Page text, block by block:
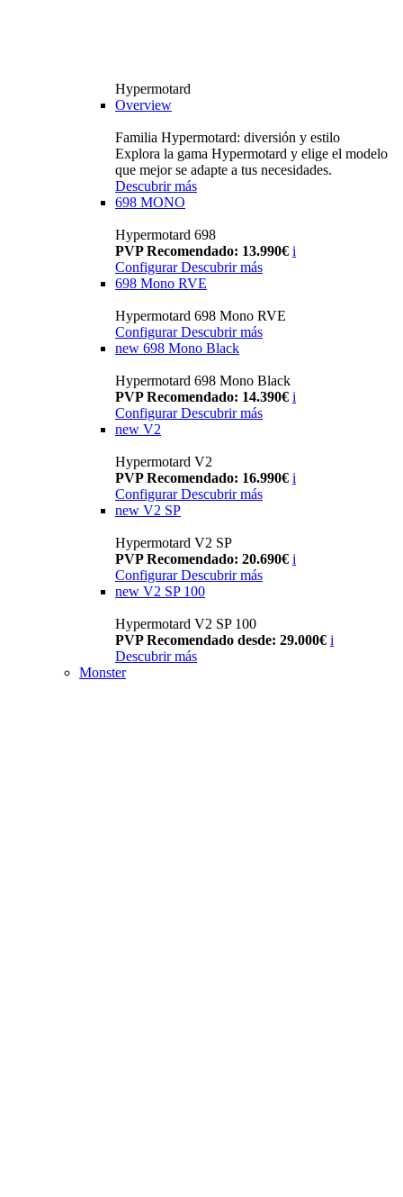
Hypermotard
Overview
Familia Hypermotard: diversión y estilo
Explora la gama Hypermotard y elige el modelo
que mejor se adapte a tus necesidades.
Descubrir más
698 MONO
Hypermotard 698
PVP Recomendado: 13.990€ i
ConfigurarDescubrir más
698 Mono RVE
Hypermotard 698 Mono RVE
Configurar Descubrir más
new 698 Mono Black
Hypermotard 698 Mono Black
PVP Recomendado: 14.390€ i
Configurar Descubrir más
new V2
Hypermotard V2
PVP Recomendado: 16.990€ i
Configurar Descubrir más
new V2 SP
Hypermotard V2 SP
PVP Recomendado: 20.690€ i
Configurar Descubrir más
new V2 SP 100
Hypermotard V2 SP 100
PVP Recomendado desde: 29.000€ i
Descubrir más
Monster